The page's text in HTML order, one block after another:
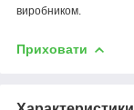
виробником.
Приховати